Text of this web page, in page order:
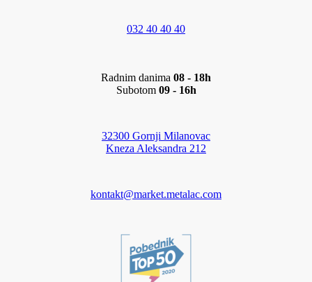
032 40 40 40
Radnim danima 08 - 18h
Subotom 09 - 16h
32300 Gornji Milanovac
Kneza Aleksandra 212
kontakt@market.metalac.com